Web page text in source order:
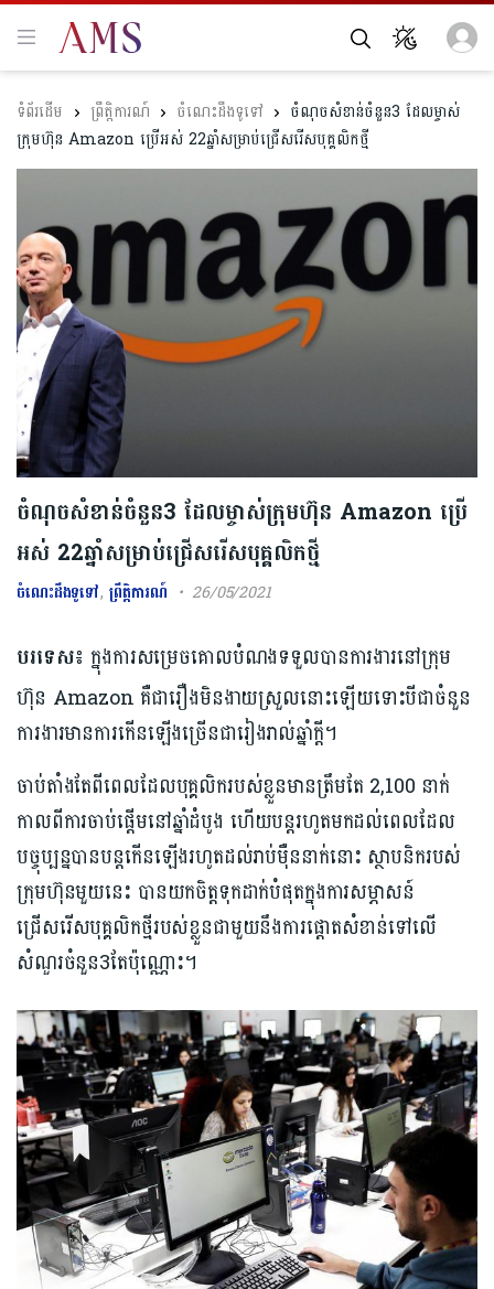
ព្រឹត្តិការណ៍ ចំណេះដឹងទូទៅ
ចំណុចសំខាន់ចំនួន3 ដែលម្ចាស់
ក្រុមហ៊ុន Amazon ប្រើអស់ 22ឆ្នាំសម្រាប់ជ្រើសរើសបុគ្គលិកថ្មី
ចំណុចសំខាន់ចំនួន3 ដែលម្ចាស់ក្រុមហ៊ុន Amazon ប្រើ
អស់ 22ឆ្នាំសម្រាប់ជ្រើសរើសបុគ្គលិកថ្មី
ចំណេះដឹងទូទៅ, ព្រឹត្តិការណ៍ 26/05/2021
បរទេស៖ ក្នុងការសម្រេចគោលបំណងទទួលបានការងារនៅក្រុម
ហ៊ុន Amazon គឺជារឿងមិនងាយស្រួលនោះឡើយទោះបីជាចំនួន
ការងារមានការកើនឡើងច្រើនជារៀងរាល់ឆ្នាំក្តី។
ចាប់តាំងតែពីពេលដែលបុគ្គលិករបស់ខ្លួនមានត្រឹមតែ 2,100 នាក់
កាលពីការចាប់ផ្តើមនៅឆ្នាំដំបូង ហើយបន្តរហូតមកដល់ពេលដែល
បច្ចុប្បន្នបានបន្តកើនឡើងរហូតដល់រាប់ម៉ឺននាក់នោះ ស្ថាបនិករបស់
ក្រុមហ៊ុនមួយនេះ បានយកចិត្តទុកដាក់បំផុតក្នុងការសម្ភាសន៍
ជ្រើសរើសបុគ្គលិកថ្មីរបស់ខ្លួនជាមួយនឹងការផ្តោតសំខាន់ទៅលើ
សំណួរចំនួន3តែប៉ុណ្ណោះ។